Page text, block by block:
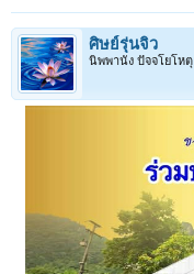
ศิษย์รุ่นจิ๋ว
นิพพานัง ปัจจโยโหตุ